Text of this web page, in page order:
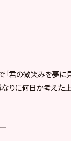
君の微笑みを夢に
なりに何日か考え